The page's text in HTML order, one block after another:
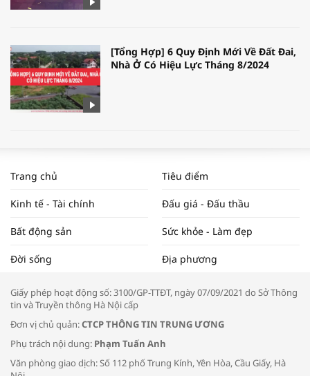
[Tổng Hợp] 6 Quy Định Mới Về Đất Đai,
Nhà Ở Có Hiệu Lực Tháng 8/2024
NAM NĂM 2024 VÀ NĂM 2025 | NHỊP
ĐẬP THỊ TRƯỜNG #62
Tọa đàm “Xúc tiến thương mại: Khơi
Bác sĩ tư vấn cách phòng tránh bệnh
đường hô hấp trong thời tiết giao mùa
Trang chủ Tiêu điểm
Kinh tế - Tài chính Đấu giá - Đấu thầu
Bất động sản Sức khỏe - Làm đẹp
Đời sống Địa phương
Giấy phép hoạt động số: 3100/GP-TTĐT, ngày 07/09/2021 do Sở Thông
tin và Truyền thông Hà Nội cấp
Đơn vị chủ quản:CTCP THÔNG TIN TRUNG ƯƠNG
Phụ trách nội dung: Phạm Tuấn Anh
Văn phòng giao dịch: Số 112 phố Trung Kính, Yên Hòa, Cầu Giấy, Hà